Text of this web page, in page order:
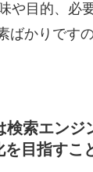
や目的、必
ばかりです
検索エンジ
を目指すこ